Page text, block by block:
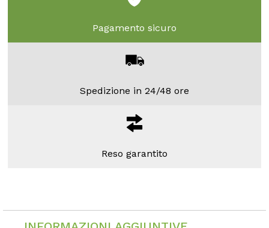
Pagamento sicuro
Spedizione in 24/48 ore
Reso garantito